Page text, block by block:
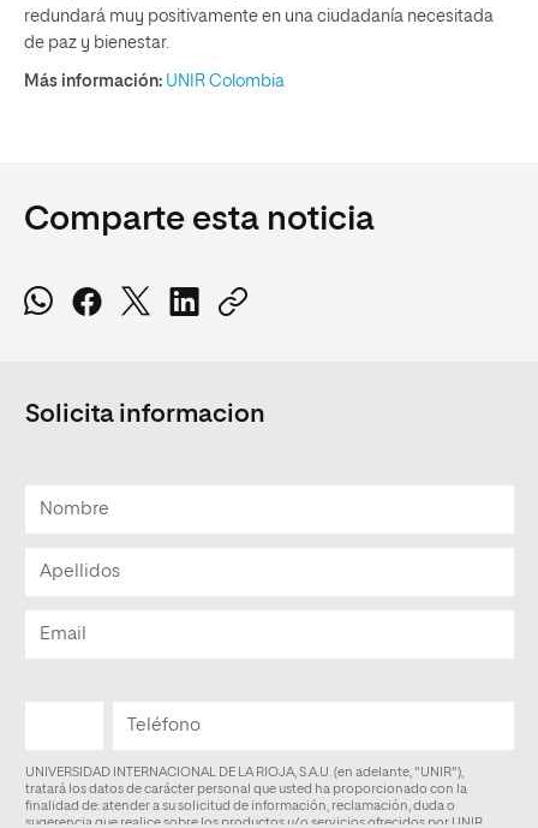
redundará muy positivamente en una ciudadanía necesitada
de paz y bienestar.
Más información: UNIR Colombia
Comparte esta noticia
Solicita informacion